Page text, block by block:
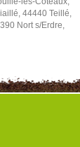
44440 Teillé,
Nort s/Erdre,